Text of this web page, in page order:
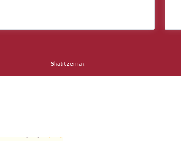
Skatīt zemāk